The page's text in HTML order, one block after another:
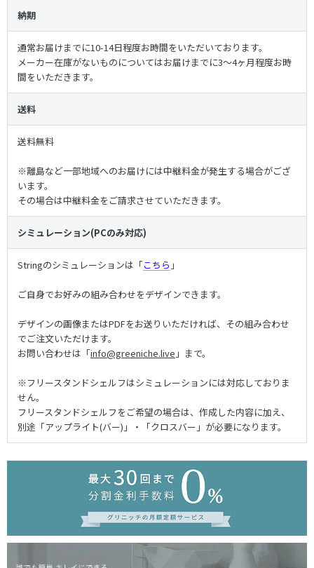
納期
通常お届けまでに10-14日程度お時間をいただいております。
メーカー在庫がないものについてはお届けまでに3〜4ヶ月程度お時
間をいただきます。
送料
送料無料
※離島など一部地域へのお届けには中継料金が発生する場合がござ
います。
その場合は中継料金をご請求させていただきます。
シミュレーション(PCのみ対応)
Stringのシミュレーションは「こちら 」
ご自身でお好みの組み合わせをデザインできます。
デザインの画像またはPDFをお送りいただければ、その組み合わせ
でご注文いただけます。
お問い合わせは「info@greeniche.live 」まで。
※フリースタンドシェルフはシミュレーションには対応しておりま
せん。
フリースタンドシェルフをご希望の場合は、作成した内容に加え、
別途「アップライト(バー)」・「クロスバー」が必要になります。